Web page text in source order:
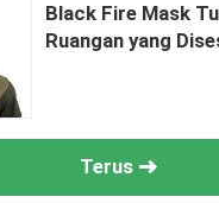
Black Fire Mask
Ruangan yang
Terus